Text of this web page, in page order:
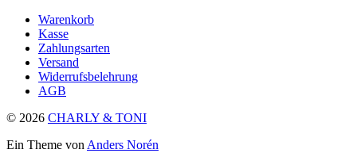
Warenkorb
Kasse
Zahlungsarten
Versand
Widerrufsbelehrung
AGB
© 2026 CHARLY & TONI
Ein Theme von Anders Norén